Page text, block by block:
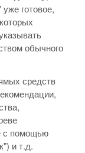
готовое,
обычного
средств
с помощью
и т.д.